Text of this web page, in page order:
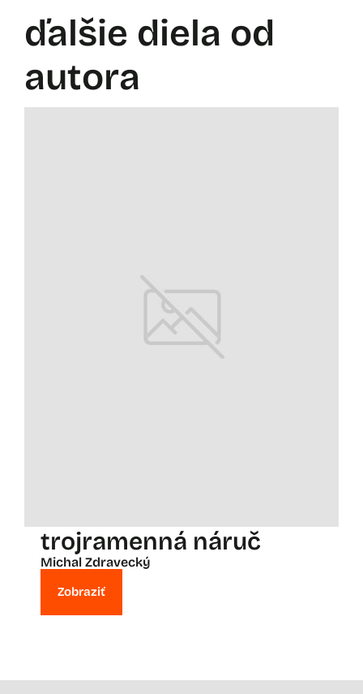
ďalšie diela od
autora
trojramenná náruč
Michal Zdravecký
Zobraziť